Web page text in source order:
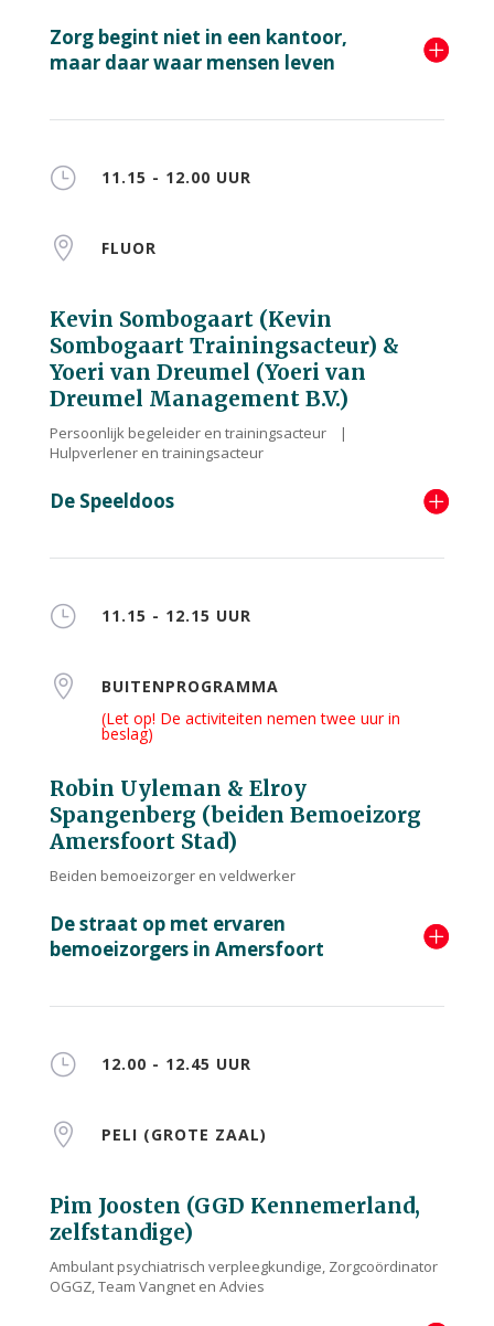
Zorg begint niet in een kantoor,
maar daar waar mensen leven
} 11.15 - 12.00 UUR
 FLUOR
Kevin Sombogaart (Kevin
Sombogaart Trainingsacteur) &
Yoeri van Dreumel (Yoeri van
Dreumel Management B.V.)
Persoonlijk begeleider en trainingsacteur |
Hulpverlener en trainingsacteur
De Speeldoos
} 11.15 - 12.15 UUR

BUITENPROGRAMMA
(Let op! De activiteiten nemen twee uur in
beslag)
Robin Uyleman & Elroy
Spangenberg (beiden Bemoeizorg
Amersfoort Stad)
Beiden bemoeizorger en veldwerker
De straat op met ervaren
bemoeizorgers in Amersfoort
} 12.00 - 12.45 UUR
 PELI (GROTE ZAAL)
Pim Joosten (GGD Kennemerland,
zelfstandige)
Ambulant psychiatrisch verpleegkundige, Zorgcoördinator
OGGZ, Team Vangnet en Advies